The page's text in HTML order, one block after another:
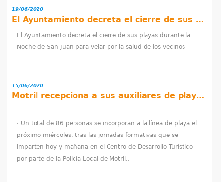
e
r
a
19/06/2020
El Ayuntamiento decreta el cierre de sus playas durante la Noche de San Juan para velar por la salud de los vecinos
El Ayuntamiento decreta el cierre de sus playas durante la
Noche de San Juan para velar por la salud de los vecinos
15/06/2020
Motril recepciona a sus auxiliares de playa para garantizar un verano seguro basado en la responsabilidad colectiva
· Un total de 86 personas se incorporan a la línea de playa el
próximo miércoles, tras las jornadas formativas que se
imparten hoy y mañana en el Centro de Desarrollo Turístico
por parte de la Policía Local de Motril..